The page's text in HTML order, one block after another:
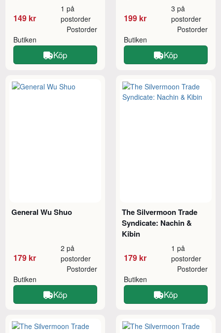
149 kr
1 på
postorder
Butiken
Postorder
Köp
199 kr
3 på
postorder
Butiken
Postorder
Köp
General Wu Shuo
179 kr
2 på
postorder
Butiken
Postorder
Köp
The Silvermoon Trade
Syndicate: Nachin &
Kibin
179 kr
1 på
postorder
Butiken
Postorder
Köp